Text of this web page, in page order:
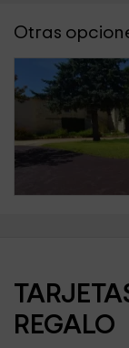
Otras
REGALO